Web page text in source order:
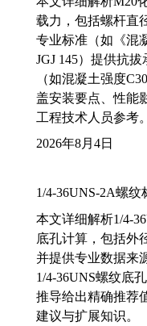
载力，包括螺杆直
专业标准（如《混
JGJ 145）提供抗
（如混凝土强度
盖安装要点、性能
工程技术人员参考。
2026年8月4日
1/4-36UNS-2A螺纹
本文详细解析1/4-
底孔计算，包括外
并提供专业数据来
1/4-36UNS螺纹底
推导给出精确推荐
建议与扩展知识。